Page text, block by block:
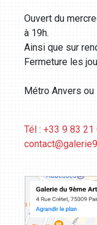
Ouvert du
à 19h.
Ainsi que sur
Fermeture les
Métro Anvers
Tél : +33 9 83 21